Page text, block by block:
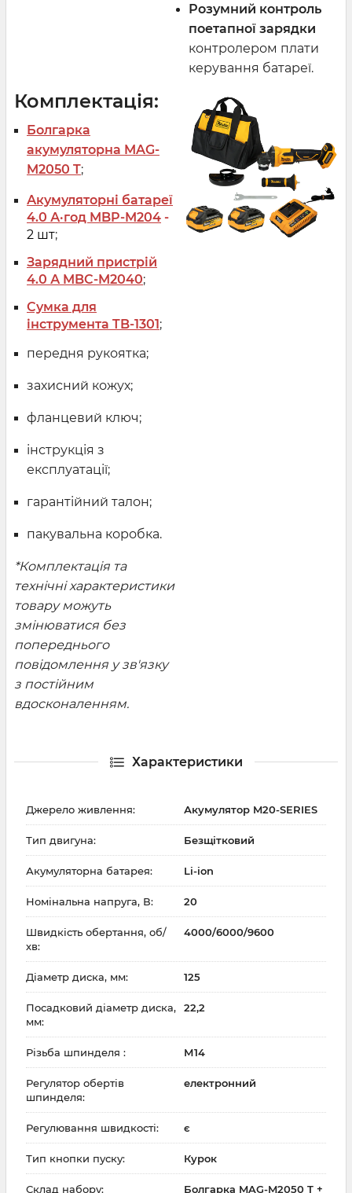
Розумний контроль
поетапної зарядки
контролером плати
керування батареї.
Комплектація:
Болгарка
акумуляторна MAG-
M2050 T;
Акумуляторні батареї
4.0 А·год MBP-M204 -
2 шт;
Зарядний пристрій
4.0 А MBC-M2040;
Сумка для
інструмента TB-1301;
передня рукоятка;
захисний кожух;
фланцевий ключ;
інструкція з
експлуатації;
гарантійний талон;
пакувальна коробка.
*Комплектація та
технічні характеристики
товару можуть
змінюватися без
попереднього
повідомлення у зв'язку
з постійним
вдосконаленням.
Характеристики
Джерело живлення: Акумулятор M20-SERIES
Тип двигуна: Безщітковий
Акумуляторна батарея: Li-ion
Номінальна напруга, В: 20
Швидкість обертання, об/
хв:
4000/6000/9600
Діаметр диска, мм: 125
Посадковий діаметр диска,
мм:
22,2
Різьба шпинделя : М14
Регулятор обертів
шпинделя:
електронний
Регулювання швидкості: є
Тип кнопки пуску: Курок
Склад набору: Болгарка MAG-M2050 T +